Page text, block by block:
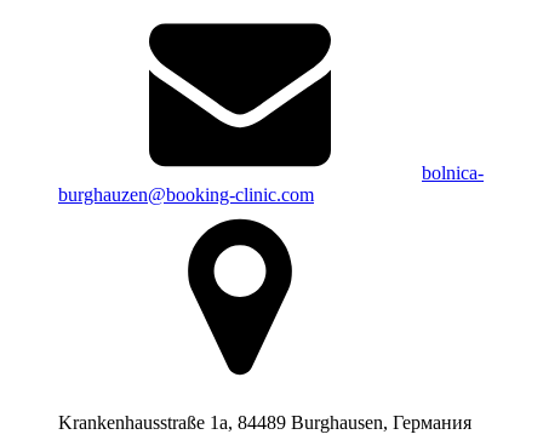
bolnica-
burghauzen@booking-clinic.com
Krankenhausstraße 1a, 84489 Burghausen, Германия